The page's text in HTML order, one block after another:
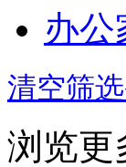
办公
清空筛
浏览更